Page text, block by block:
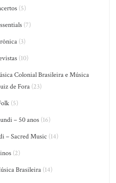
(5)
(7)
(3)
(10)
Colonial Brasileira e Música
de Fora (23)
(5)
– 50 anos(16)
– Sacred Music (14)
(2)
Brasileira(14)